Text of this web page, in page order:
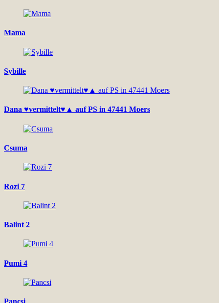
Mama
Sybille
Dana ♥vermittelt♥▲ auf PS in 47441 Moers
Csuma
Rozi 7
Balint 2
Pumi 4